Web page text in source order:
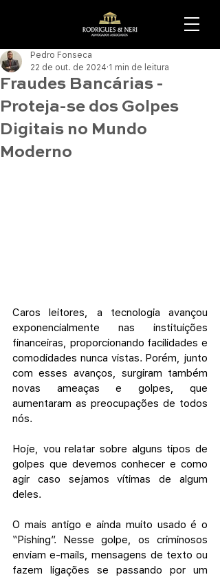
Fraudes Bancárias -
Proteja-se dos Golpes
Digitais no Mundo
Moderno
Pedro Fonseca
22 de out. de 2024 1 min de leitura
Caros leitores, a tecnologia avançou
exponencialmente nas instituições
financeiras, proporcionando facilidades e
comodidades nunca vistas. Porém, junto
com esses avanços, surgiram também
novas ameaças e golpes, que
aumentaram as preocupações de todos
nós.
Hoje, vou relatar sobre alguns tipos de
golpes que devemos conhecer e como
agir caso sejamos vítimas de algum
deles.
O mais antigo e ainda muito usado é o
“Pishing”. Nesse golpe, os criminosos
enviam e-mails, mensagens de texto ou
fazem ligações se passando por um